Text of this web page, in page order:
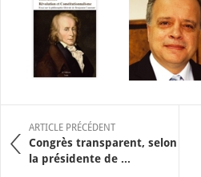
ARTICLE PRÉCÉDENT
Congrès transparent, selon
la présidente de ...